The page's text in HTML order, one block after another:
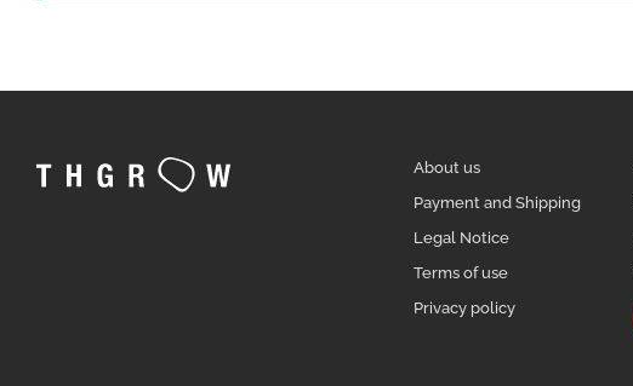
About us
Payment and Shipping
Legal Notice
Terms of use
Privacy policy